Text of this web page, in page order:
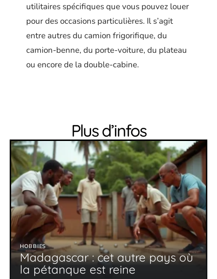
utilitaires spécifiques que vous pouvez louer
pour des occasions particulières. Il s’agit
entre autres du camion frigorifique, du
camion-benne, du porte-voiture, du plateau
ou encore de la double-cabine.
Plus d’infos
HOBBIES
Madagascar : cet autre pays où
la pétanque est reine